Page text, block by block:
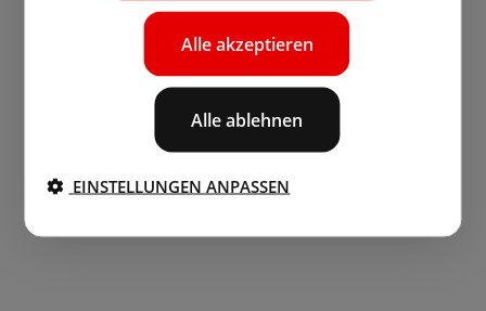
Alle akzeptieren
Alle ablehnen
EINSTELLUNGEN ANPASSEN